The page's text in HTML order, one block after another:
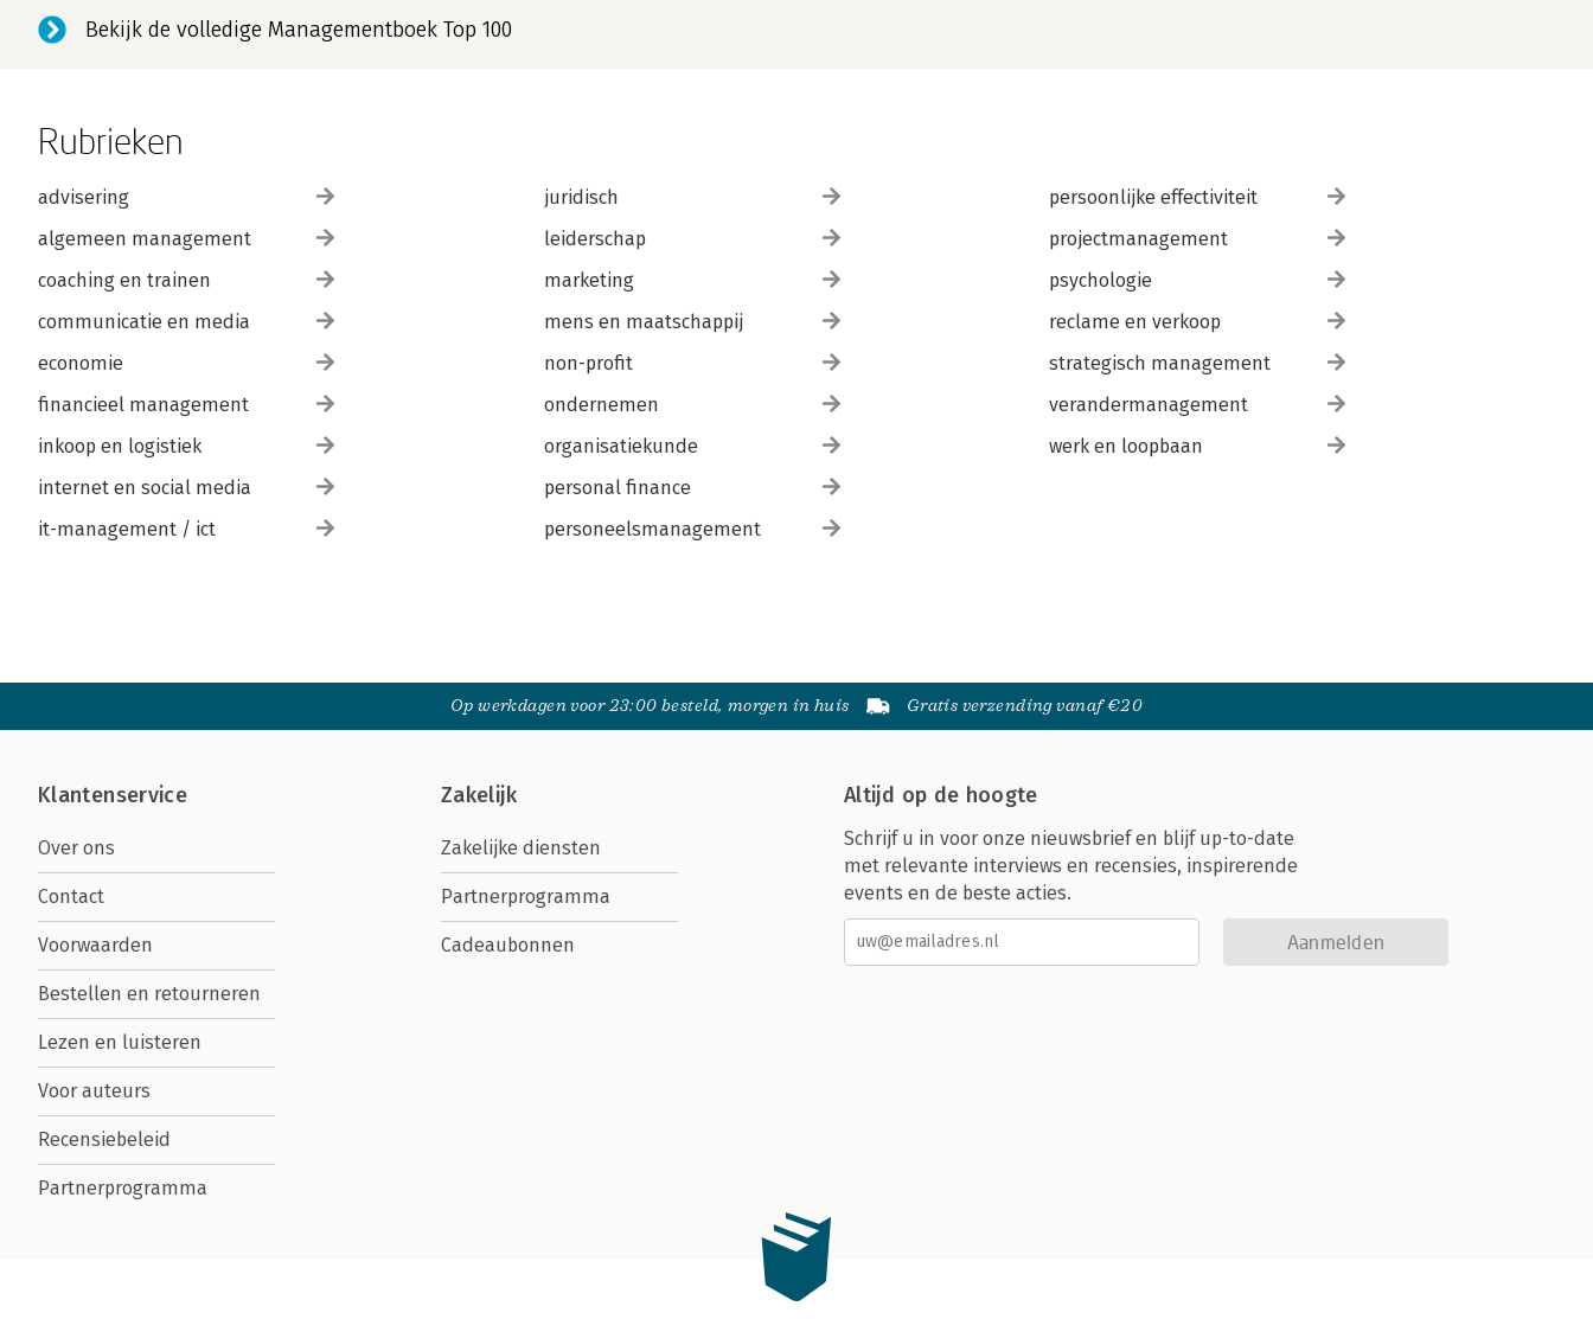
Bekijk de volledige Managementboek Top 100
Rubrieken
advisering
algemeen management
coaching en trainen
communicatie en media
economie
financieel management
inkoop en logistiek
internet en social media
it-management / ict
juridisch
leiderschap
marketing
mens en maatschappij
non-profit
ondernemen
organisatiekunde
personal finance
personeelsmanagement
persoonlijke effectiviteit
projectmanagement
psychologie
reclame en verkoop
strategisch management
verandermanagement
werk en loopbaan
Op werkdagen voor 23:00 besteld, morgen in huis Gratis verzending vanaf €20
Klantenservice
Over ons
Contact
Voorwaarden
Bestellen en retourneren
Lezen en luisteren
Voor auteurs
Recensiebeleid
Partnerprogramma
Zakelijk
Zakelijke diensten
Partnerprogramma
Cadeaubonnen
Altijd op de hoogte
Schrijf u in voor onze nieuwsbrief en blijf up-to-date
met relevante interviews en recensies, inspirerende
events en de beste acties.
Aanmelden